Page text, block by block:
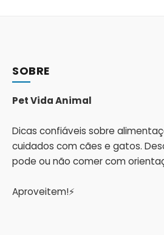
SOBRE
Pet Vida Animal
Dicas confiáveis sobre
cuidados com cães e gatos.
pode ou não comer com
Aproveitem!⚡